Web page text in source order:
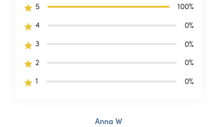
5
100%
4
0%
3
0%
2
0%
1
0%
Anna W